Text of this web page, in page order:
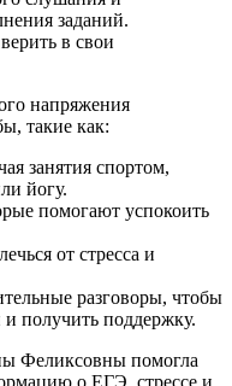
заданий.
в свои
напряжения
такие как:
занятия спортом,
йогу.
помогают успокоить
от стресса и
разговоры, чтобы
получить поддержку.
Феликсовны помогла
о ЕГЭ, стрессе и